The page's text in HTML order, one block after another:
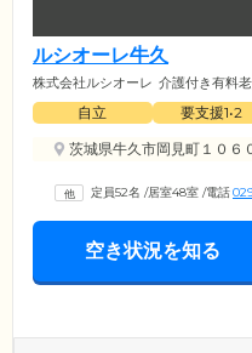
ルシオーレ牛久
株式会社ルシオーレ 介護付き有料
自立 要支援1•2
茨城県牛久市岡見町１０６
定員52名 /居室48室 /電話
空き状況を知る